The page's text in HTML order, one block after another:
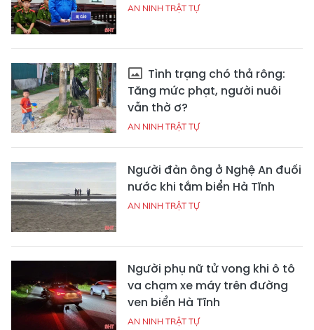
AN NINH TRẬT TỰ
Tình trạng chó thả rông:
Tăng mức phạt, người nuôi
vẫn thờ ơ?
AN NINH TRẬT TỰ
Người đàn ông ở Nghệ An đuối
nước khi tắm biển Hà Tĩnh
AN NINH TRẬT TỰ
Người phụ nữ tử vong khi ô tô
va chạm xe máy trên đường
ven biển Hà Tĩnh
AN NINH TRẬT TỰ